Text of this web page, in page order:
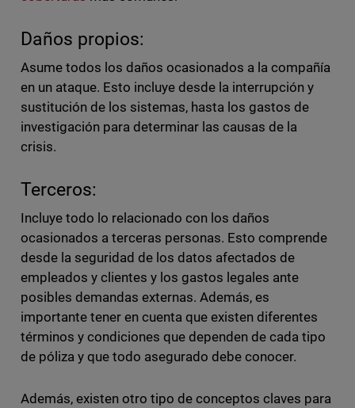
Daños propios:
Asume todos los daños ocasionados a la compañía
en un ataque. Esto incluye desde la interrupción y
sustitución de los sistemas, hasta los gastos de
investigación para determinar las causas de la
crisis.
Terceros:
Incluye todo lo relacionado con los daños
ocasionados a terceras personas. Esto comprende
desde la seguridad de los datos afectados de
empleados y clientes y los gastos legales ante
posibles demandas externas. Además, es
importante tener en cuenta que existen diferentes
términos y condiciones que dependen de cada tipo
de póliza y que todo asegurado debe conocer.
Además, existen otro tipo de conceptos claves para